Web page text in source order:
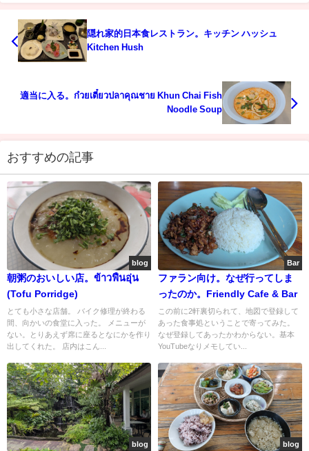
隠れ家的日本食レストラン。キッチン ハッシュ
Kitchen Hush
適当に入る。ก๋วยเตี๋ยวปลาคุณชาย Khun Chai Fish
Noodle Soup
おすすめの記事
blog
朝粥のおいしい店。ข้าวฟืนอุ่น
(Tofu Porridge)
とても小さな店舗。 バイク修理が終わる
間、向かいの食堂に入った。 メニューが
ない。とりあえず席に座るとなにかを作り
出してくれた。 店内はこん...
Bar
ファラン向け。なぜ行ってしま
ったのか。Friendly Cafe & Bar
この前に2軒裏切られて、地図で登録して
あった食事処ということで寄ってみた。
なぜ登録してあったかわからない。基本
YouTubeなりメモしてい...
blog blog